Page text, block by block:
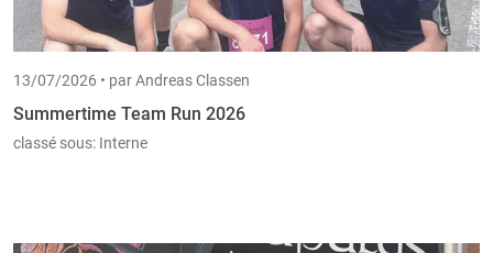
13/07/2026 • par Andreas Classen
Summertime Team Run 2026
classé sous: Interne